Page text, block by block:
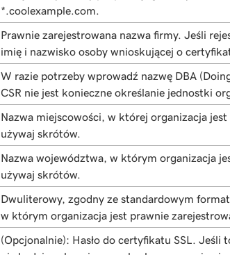
*.coolexample.com
Prawnie zarejestrowana nazwa firmy. Jeśli
imię i nazwisko osoby wnioskującej o
W razie potrzeby wprowadź nazwę DBA
CSR nie jest konieczne określanie jednostki
Nazwa miejscowości, w której organizacja
używaj skrótów.
Nazwa województwa, w którym organizacja
używaj skrótów.
Dwuliterowy, zgodny ze standardowym
w którym organizacja jest prawnie
(Opcjonalnie): Hasło do certyfikatu SSL. Jeśli